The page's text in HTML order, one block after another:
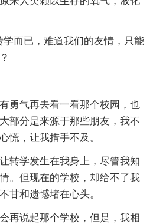
学而已，难道我们的友情，只能
勇气再去看一看那个校园，也
部分是来源于那些朋友，我不
慌，让我措手不及。
转学发生在我身上，尽管我知
。但现在的学校，却给不了我
甘和遗憾堵在心头。
再说起那个学校，但是，我相